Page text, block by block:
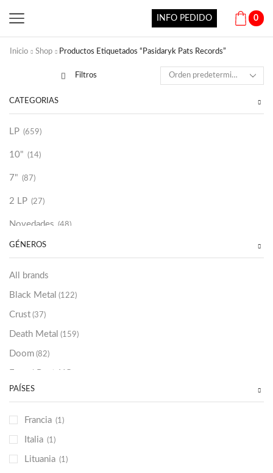
INFO PEDIDO 0
Inicio Shop Productos Etiquetados “Pasidaryk Pats Records”
Filtros
CATEGORÍAS
LP (659)
10" (14)
7" (87)
2 LP (27)
Novedades (48)
Vinilako (34)
Sold Out
GÉNEROS
All brands
Black Metal (122)
Crust (37)
Death Metal (159)
Doom (82)
Grindcore
PAÍSES
Francia (1)
Italia (1)
Lituania (1)